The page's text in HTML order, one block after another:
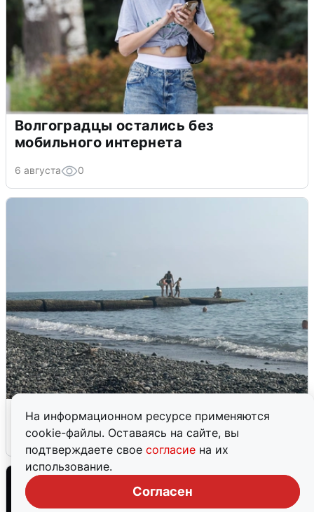
На информационном ресурсе применяются
cookie-файлы. Оставаясь на сайте, вы
подтверждаете свое согласие на их
использование.
Согласен
Волгоградцы остались без
мобильного интернета
6 августа 0
Сирены в Сочи: новая угроза БПЛА
6 августа 0